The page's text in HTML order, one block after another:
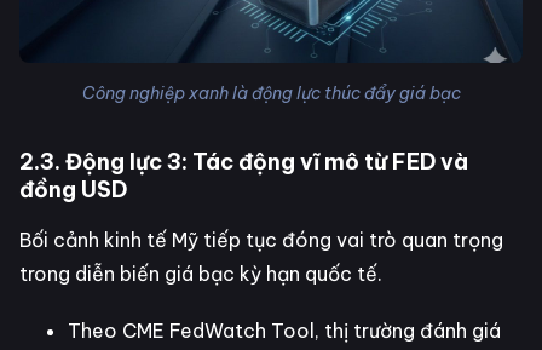
Công nghiệp xanh là động lực thúc đẩy giá bạc
2.3. Động lực 3: Tác động vĩ mô từ FED và
đồng USD
Bối cảnh kinh tế Mỹ tiếp tục đóng vai trò quan trọng
trong diễn biến giá bạc kỳ hạn quốc tế.
Theo CME FedWatch Tool, thị trường đánh giá